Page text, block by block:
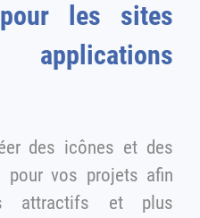
les sites
icônes et des
pour vos projets afin